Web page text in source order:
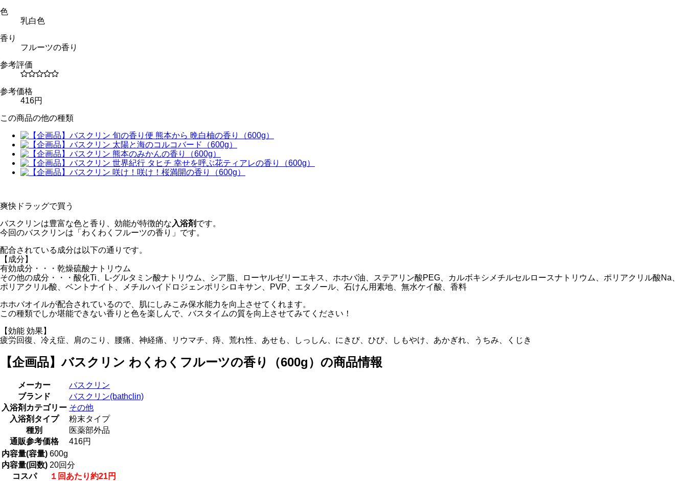
色
乳白色
香り
フルーツの香り
参考評価
参考価格
416円
この商品の他の種類
爽快ドラッグで買う
バスクリンは豊富な色と香り、効能が特徴的な 入浴剤 です。
今回のバスクリンは「わくわくフルーツの香り」です。
配合されている成分は以下の通りです。
【成分】
有効成分・・・乾燥硫酸ナトリウム
その他の成分・・・酸化Ti、L-グルタミン酸ナトリウム、シア脂、ローヤルゼリーエキス、ホホバ油、ステアリン酸PEG、カルボキシメチルセルロースナトリウム、ポリアクリル酸Na、
ポリアクリル酸、ベントナイト、メチルハイドロジェンポリシロキサン、PVP、エタノール、石けん用素地、無水ケイ酸、香料
ホホバオイルが配合されているので、肌にしみこみ保水能力を向上させてくれます。
この種類でしか堪能できない香りと色を楽しんで、バスタイムの質を向上させてみてください！
【効能 効果】
疲労回復、冷え症、肩のこり、腰痛、神経痛、リウマチ、痔、荒れ性、あせも、しっしん、にきび、ひび、しもやけ、あかぎれ、うちみ、くじき
【企画品】バスクリン わくわくフルーツの香り（600g）の商品情報
メーカー
バスクリン
ブランド
バスクリン(bathclin)
入浴剤カテゴリー その他
入浴剤タイプ
粉末タイプ
種別
医薬部外品
通販参考価格
416円
内容量(容量) 600g
内容量(回数) 20回分
コスパ
１回あたり約21円